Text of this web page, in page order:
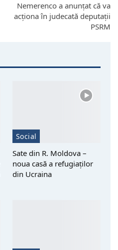
Nemerenco a anunțat că va
acționa în judecată deputații
PSRM
Social
Sate din R. Moldova –
noua casă a refugiaților
din Ucraina